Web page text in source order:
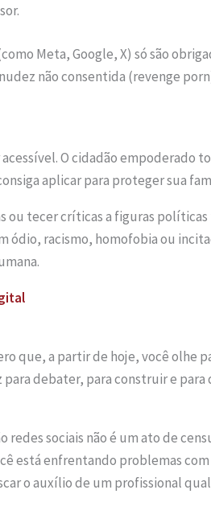
Meta, Google, X) só são
não consentida (revenge
O cidadão empoderado
aplicar para proteger sua
tecer críticas a figuras
racismo, homofobia ou
que, a partir de hoje, você olhe
para debater, para construir e
sociais não é um ato de
está enfrentando problemas
o auxílio de um profissional